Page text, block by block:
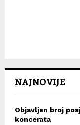
NAJNOVIJE
Objavljen broj
koncerata